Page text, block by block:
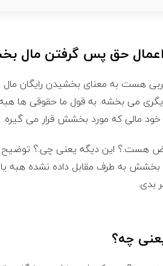
حق پس گرفتن مال
هست به معنای بخشیدن رایگان
می بخشه. به قول ما حقوقی
مالی که مورد بخشش قرار می گیره.
هست.؟ این دیگه یعنی چی.؟ توضیح
بخشش به طرف مقابل داده نشده
بدی.
چه؟